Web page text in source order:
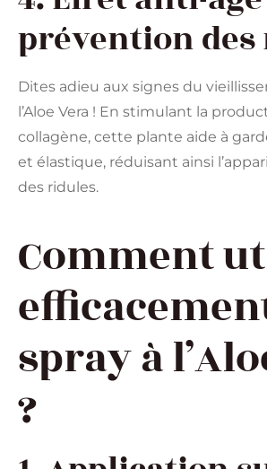
prévention des
Dites adieu aux signes du
l’Aloe Vera ! En stimulant la
collagène, cette plante aide à
et élastique, réduisant ainsi
des ridules.
Comment
spray à
?